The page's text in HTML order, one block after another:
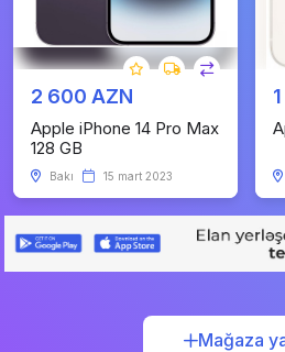
2 600 AZN
Apple iPhone 14 Pro Max
128 GB
Bakı 15 mart 2023
Mağaza